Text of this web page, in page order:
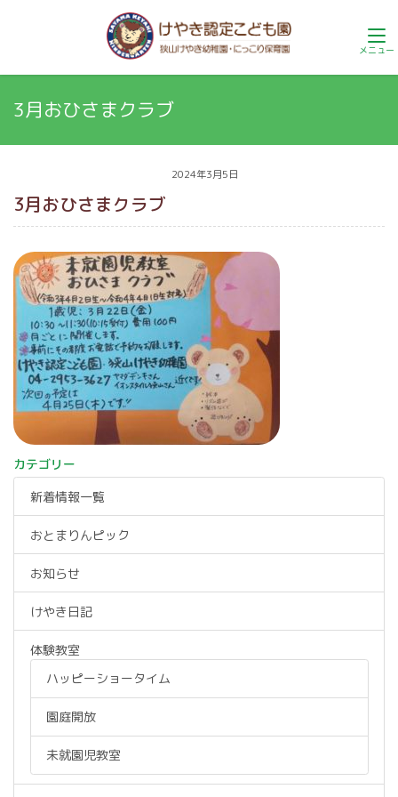
3月おひさまクラブ
2024年3月5日
3月おひさまクラブ
カテゴリー
新着情報一覧
おとまりんピック
お知らせ
けやき日記
体験教室
ハッピーショータイム
園庭開放
未就園児教室